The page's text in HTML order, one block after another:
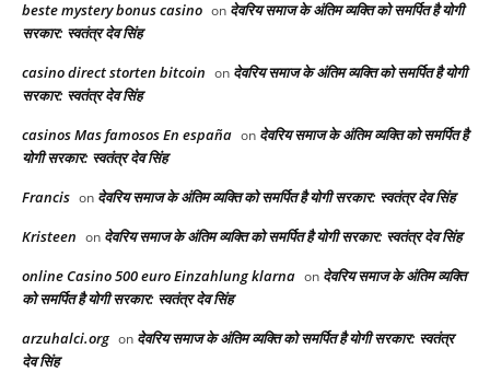
beste mystery bonus casino on देवरिय समाज के अंतिम व्यक्ति को समर्पित है योगी
सरकार: स्वतंत्र देव सिंह
casino direct storten bitcoin on देवरिय समाज के अंतिम व्यक्ति को समर्पित है योगी
सरकार: स्वतंत्र देव सिंह
casinos Mas famosos En españa on देवरिय समाज के अंतिम व्यक्ति को समर्पित है
योगी सरकार: स्वतंत्र देव सिंह
Francis on देवरिय समाज के अंतिम व्यक्ति को समर्पित है योगी सरकार: स्वतंत्र देव सिंह
Kristeen on देवरिय समाज के अंतिम व्यक्ति को समर्पित है योगी सरकार: स्वतंत्र देव सिंह
online Casino 500 euro Einzahlung klarna on देवरिय समाज के अंतिम व्यक्ति
को समर्पित है योगी सरकार: स्वतंत्र देव सिंह
arzuhalci.org on देवरिय समाज के अंतिम व्यक्ति को समर्पित है योगी सरकार: स्वतंत्र
देव सिंह